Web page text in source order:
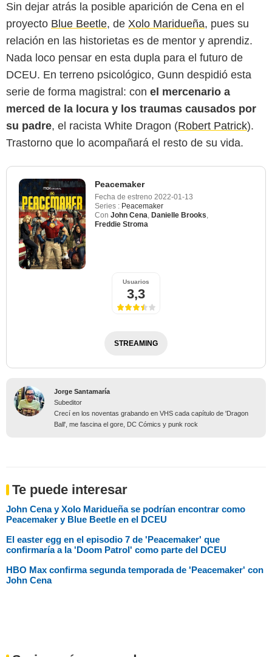
Sin dejar atrás la posible aparición de Cena en el
proyecto Blue Beetle, de Xolo Maridueña, pues su
relación en las historietas es de mentor y aprendiz.
Nada loco pensar en esta dupla para el futuro de
DCEU. En terreno psicológico, Gunn despidió esta
serie de forma magistral: con el mercenario a
merced de la locura y los traumas causados por
su padre, el racista White Dragon (Robert Patrick).
Trastorno que lo acompañará el resto de su vida.
Peacemaker
Fecha de estreno 2022-01-13
Series : Peacemaker
Con John Cena, Danielle Brooks,
Freddie Stroma
Usuarios
3,3
STREAMING
Jorge Santamaría
Subeditor
Crecí en los noventas grabando en VHS cada capítulo de 'Dragon
Ball', me fascina el gore, DC Cómics y punk rock
Te puede interesar
John Cena y Xolo Maridueña se podrían encontrar como
Peacemaker y Blue Beetle en el DCEU
El easter egg en el episodio 7 de 'Peacemaker' que
confirmaría a la 'Doom Patrol' como parte del DCEU
HBO Max confirma segunda temporada de 'Peacemaker' con
John Cena